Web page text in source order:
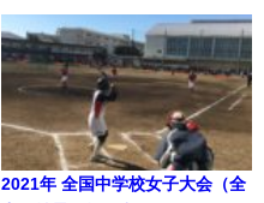
2021年 全国中学校女子大会（全